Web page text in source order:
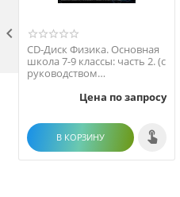
CD-Диск Физика. Основная
школа 7-9 классы: часть 2. (с
руководством
Цена по запросу
В КОРЗИНУ
